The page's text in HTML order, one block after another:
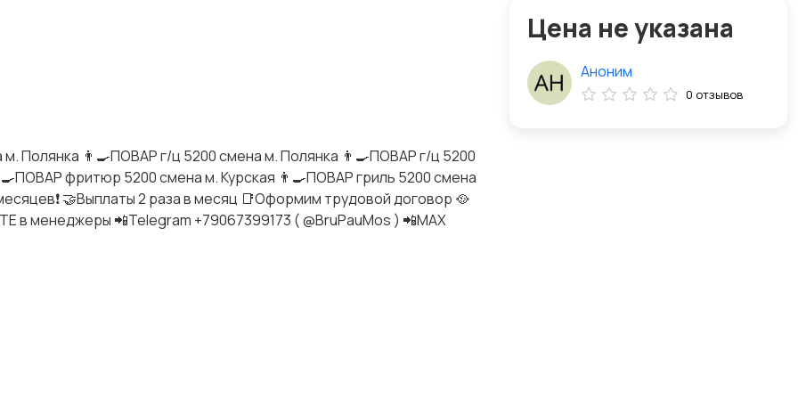
Полянка 👨🍳ПОВАР г/ц 5200 смена м. Полянка 👨🍳ПОВАР г/ц 5200
фритюр 5200 смена м. Курская 👨🍳ПОВАР гриль 5200 смена
🤝Выплаты 2 раза в месяц 📑Оформим трудовой договор 🥘
в менеджеры 📲Telegram +79067399173 ( @BruPauMos ) 📲МАХ
Цена не указана
Аноним
0 отзывов